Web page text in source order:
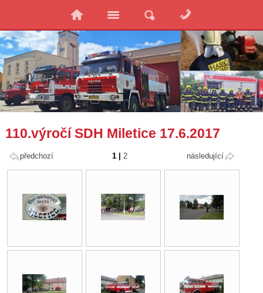
110.výročí SDH Miletice 17.6.2017
předchozí 1 2 následující